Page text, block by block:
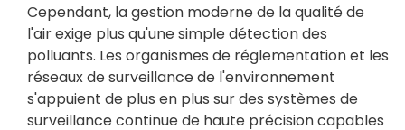
Cependant, la gestion moderne de la qualité de
l'air exige plus qu'une simple détection des
polluants. Les organismes de réglementation et les
réseaux de surveillance de l'environnement
s'appuient de plus en plus sur des systèmes de
surveillance continue de haute précision capables